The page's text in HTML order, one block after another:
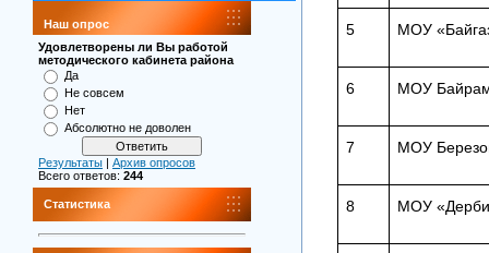
Наш опрос
Удовлетворены ли Вы работой
методического кабинета района
Да
Не совсем
Нет
Абсолютно не доволен
Результаты
Архив опросов
Всего ответов: 244
Статистика
5 МОУ
6 МОУ
7 МОУ
8 МОУ